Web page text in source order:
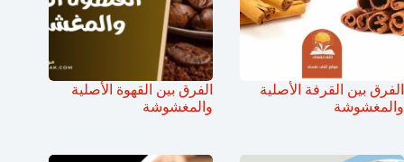
الفرق بين القرفة الأصلية
والمغشوشة
الفرق بين القهوة الأصلية
والمغشوشة